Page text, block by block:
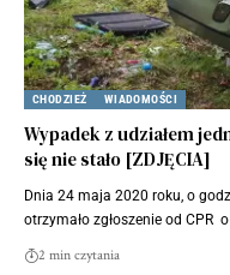
CHODZIEŻ WIADOMOŚCI
Wypadek z udziałem
się nie stało [ZDJĘCIA]
Dnia 24 maja 2020 roku, o
otrzymało zgłoszenie od CPR
2 min czytania